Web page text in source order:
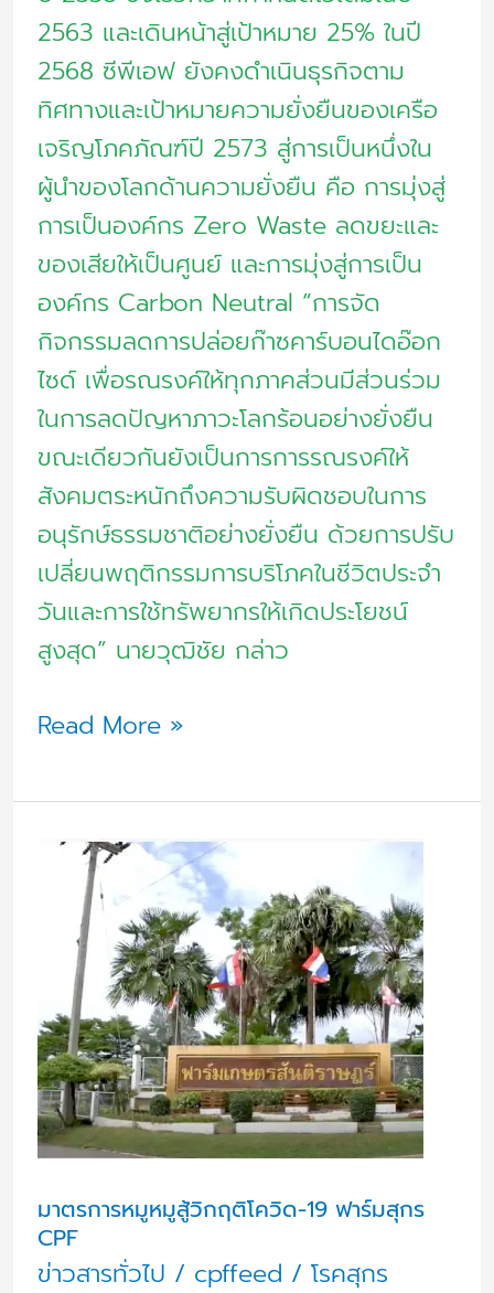
2563 และเดินหน้าสู่เป้าหมาย 25% ในปี
2568 ซีพีเอฟ ยังคงดำเนินธุรกิจตาม
ทิศทางและเป้าหมายความยั่งยืนของเครือ
เจริญโภคภัณฑ์ปี 2573 สู่การเป็นหนึ่งใน
ผู้นำของโลกด้านความยั่งยืน คือ การมุ่งสู่
การเป็นองค์กร Zero Waste ลดขยะและ
ของเสียให้เป็นศูนย์ และการมุ่งสู่การเป็น
องค์กร Carbon Neutral “การจัด
กิจกรรมลดการปล่อยก๊าซคาร์บอนไดอ๊อก
ไซด์ เพื่อรณรงค์ให้ทุกภาคส่วนมีส่วนร่วม
ในการลดปัญหาภาวะโลกร้อนอย่างยั่งยืน
ขณะเดียวกันยังเป็นการการรณรงค์ให้
สังคมตระหนักถึงความรับผิดชอบในการ
อนุรักษ์ธรรมชาติอย่างยั่งยืน ด้วยการปรับ
เปลี่ยนพฤติกรรมการบริโภคในชีวิตประจำ
วันและการใช้ทรัพยากรให้เกิดประโยชน์
สูงสุด” นายวุฒิชัย กล่าว
Read More »
มาตรการหมูหมูสู้วิกฤติโควิด-19 ฟาร์มสุกร
CPF
ข่าวสารทั่วไป / cpffeed / โรคสุกร
มาตรการ
วิกฤติ
โค
วิด-19
ฟาร์ม
สุกร
CPF